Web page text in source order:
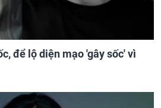
để lộ diện mạo 'gây sốc' vì